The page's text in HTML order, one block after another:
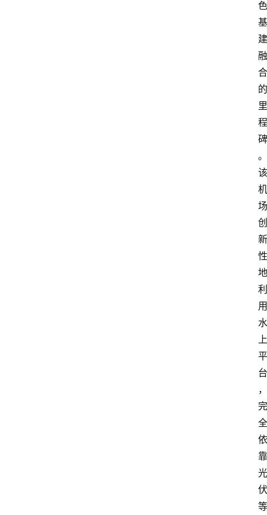
色
基
建
融
合
的
里
程
碑
。
该
机
场
创
新
性
地
利
用
水
上
平
台
，
完
全
依
靠
光
伏
等